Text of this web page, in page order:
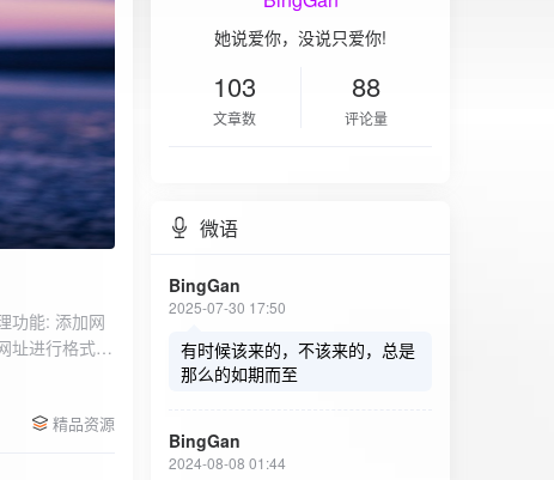
功能: 添加网
址进行格式验
，用户可以选
精品资源
她说爱你，没说只爱你!
103
文章数
88
评论量
微语
BingGan
2025-07-30 17:50
有时候该来的，不该来的，总是
那么的如期而至
BingGan
2024-08-08 01:44